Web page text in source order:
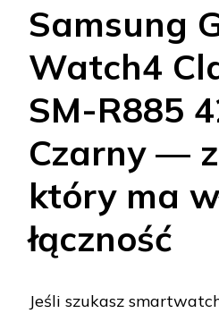
Samsung
Watch4
SM-R885
Czarny —
który ma
łączność
Jeśli szukasz